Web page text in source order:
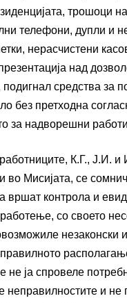
трошоци
телефони, дупли и
нерасчистени
над
средства за
без претходна
за надворешни
К.Г., Ј.И.
во Мисијата, се
вршат контрола и
со своето
незаконски
не ја спровеле
неправилностите и не